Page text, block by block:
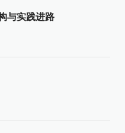
与实践进路